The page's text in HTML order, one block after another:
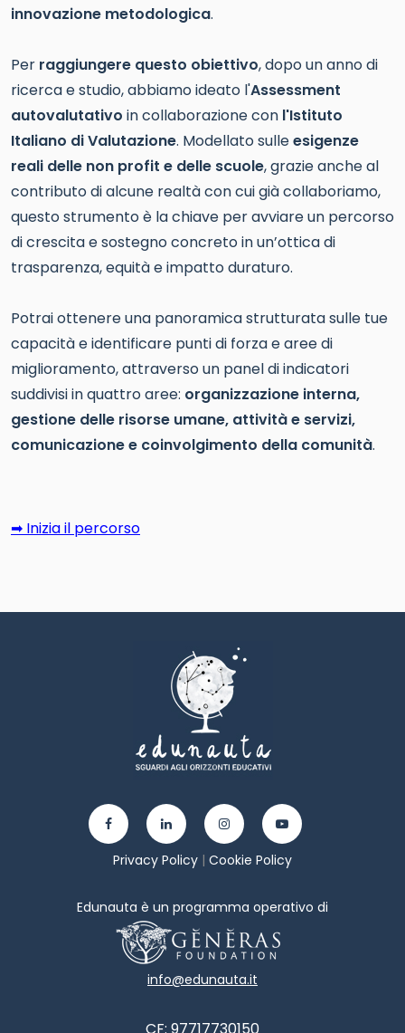
innovazione metodologica.
Per raggiungere questo obiettivo, dopo un anno di
ricerca e studio, abbiamo ideato l'Assessment
autovalutativo in collaborazione con l'Istituto
Italiano di Valutazione. Modellato sulleesigenze
reali delle non profit e delle scuole, grazie anche al
contributo di alcune realtà con cui già collaboriamo,
questo strumento è la chiave per avviare un percorso
di crescita e sostegno concreto in un’ottica di
trasparenza, equità e impatto duraturo.
Potrai ottenere una panoramica strutturata sulle tue
capacità e identificare punti di forza e aree di
miglioramento, attraverso un panel di indicatori
suddivisi in quattro aree: organizzazione interna,
gestione delle risorse umane, attività e servizi,
comunicazione e coinvolgimento della comunità.
➡ Inizia il percorso
Privacy Policy | Cookie Policy
Edunauta è un programma operativo di
info@edunauta.it